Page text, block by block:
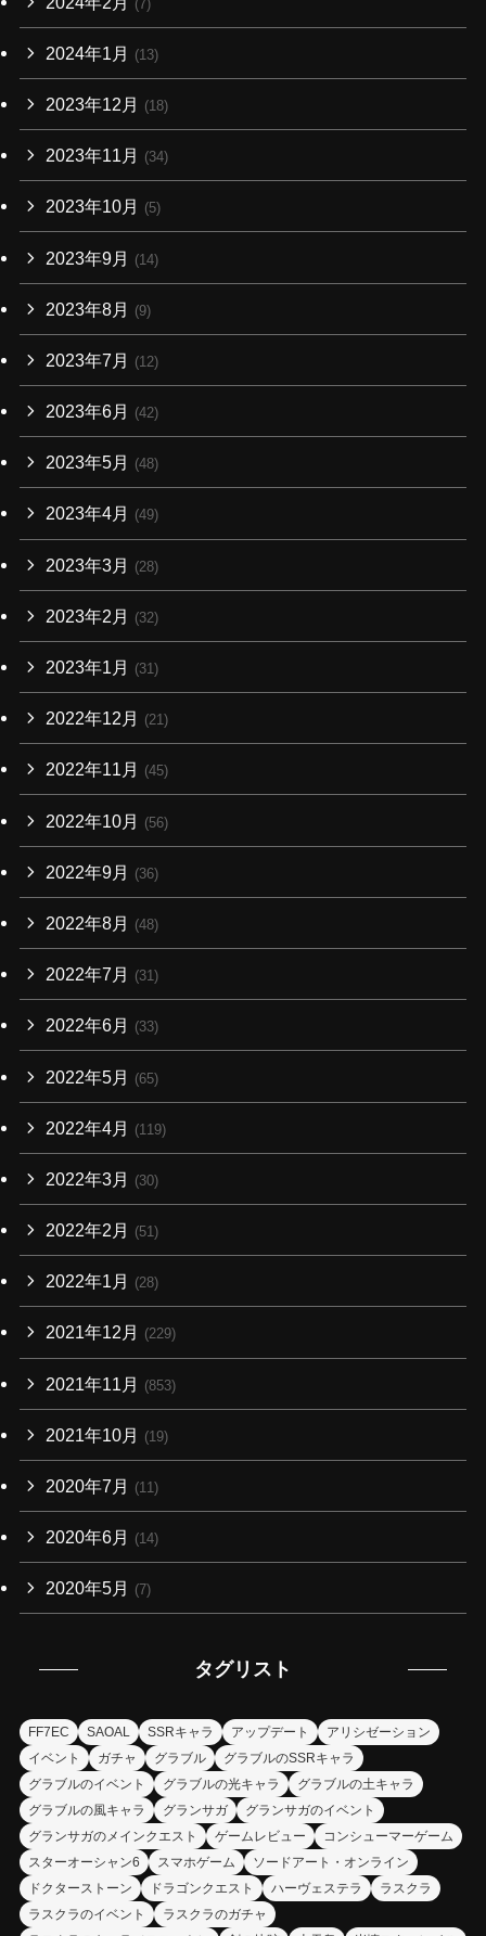
(7)
2024年1月 (13)
2023年12月 (18)
2023年11月 (34)
2023年10月 (5)
2023年9月 (14)
2023年8月 (9)
2023年7月 (12)
2023年6月 (42)
2023年5月 (48)
2023年4月 (49)
2023年3月 (28)
2023年2月 (32)
2023年1月 (31)
2022年12月 (21)
2022年11月 (45)
2022年10月 (56)
2022年9月 (36)
2022年8月 (48)
2022年7月 (31)
2022年6月 (33)
2022年5月 (65)
2022年4月 (119)
2022年3月 (30)
2022年2月 (51)
2022年1月 (28)
2021年12月 (229)
2021年11月 (853)
2021年10月 (19)
2020年7月 (11)
2020年6月 (14)
2020年5月 (7)
タグリスト
FF7EC SAOAL SSRキャラ アップデート
アリシゼーション
イベント
ガチャ グラブル
グラブルのSSRキャラ
グラブルのイベント
グラブルの光キャラ
グラブルの土キャラ
グラブルの風キャラ
グランサガ
グランサガのイベント
グランサガのメインクエスト
ゲームレビュー
コンシューマーゲーム
スターオーシャン6
スマホゲーム
ソードアート・オンライン
ドクターストーン
ドラゴンクエスト ハーヴェステラ
ラスクラ
ラスクラのイベント
ラスクラのガチャ